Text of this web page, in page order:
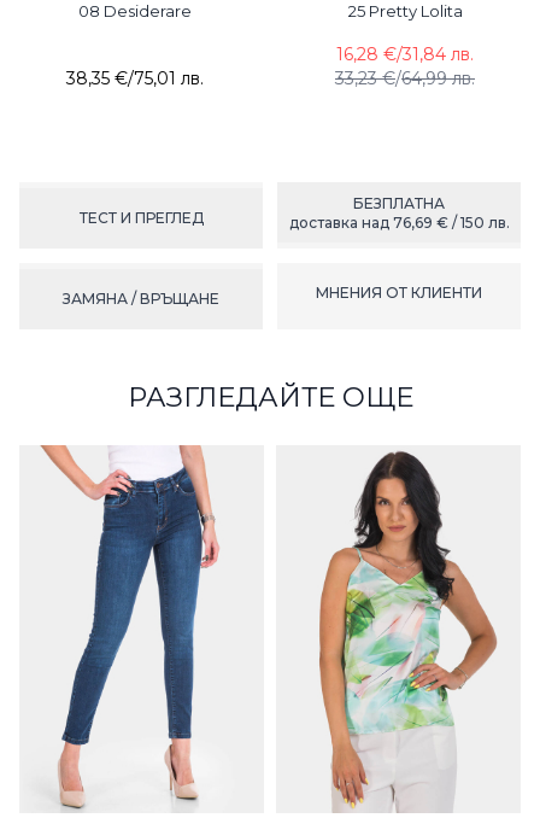
08 Desiderare
38,35 €/75,01 лв.
25 Pretty Lolita
33,23 €/64,99 лв.
16,28 €/31,84 лв.
ТЕСТ И ПРЕГЛЕД
БЕЗПЛАТНА
доставка над 76,69 € / 150 лв.
ЗАМЯНА / ВРЪЩАНЕ МНЕНИЯ ОТ КЛИЕНТИ
РАЗГЛЕДАЙТЕ ОЩЕ